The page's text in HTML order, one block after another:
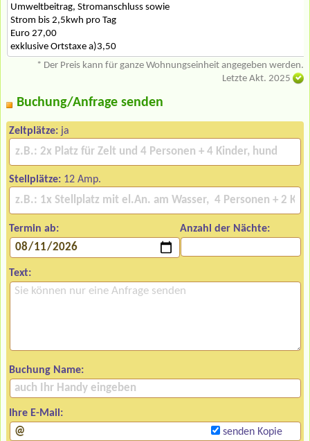
Umweltbeitrag, Stromanschluss sowie
Strom bis 2,5kwh pro Tag
Euro 27,00
exklusive Ortstaxe a)3,50
* Der Preis kann für ganze Wohnungseinheit angegeben werden.
Letzte Akt. 2025
Buchung/Anfrage senden
Zeltplätze: ja
Stellplätze: 12 Amp.
Termin ab: Anzahl der Nächte:
Text:
Buchung Name:
Ihre E-Mail:
senden Kopie